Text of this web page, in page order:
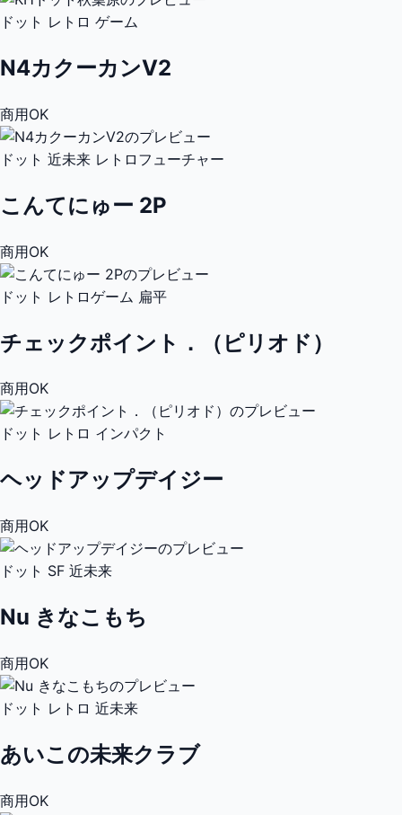
ドット レトロ ゲーム
N4カクーカンV2
商用OK
ドット 近未来 レトロフューチャー
こんてにゅー 2P
商用OK
ドット レトロゲーム 扁平
チェックポイント．（ピリオド）
商用OK
ドット レトロ インパクト
ヘッドアップデイジー
商用OK
ドット SF 近未来
Nu きなこもち
商用OK
ドット レトロ 近未来
あいこの未来クラブ
商用OK